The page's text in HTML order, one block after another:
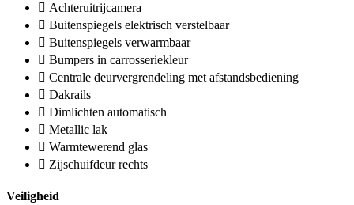
Achteruitrijcamera
Buitenspiegels elektrisch verstelbaar
Buitenspiegels verwarmbaar
Bumpers in carrosseriekleur
Centrale deurvergrendeling met afstandsbediening
Dakrails
Dimlichten automatisch
Metallic lak
Warmtewerend glas
Zijschuifdeur rechts
Veiligheid